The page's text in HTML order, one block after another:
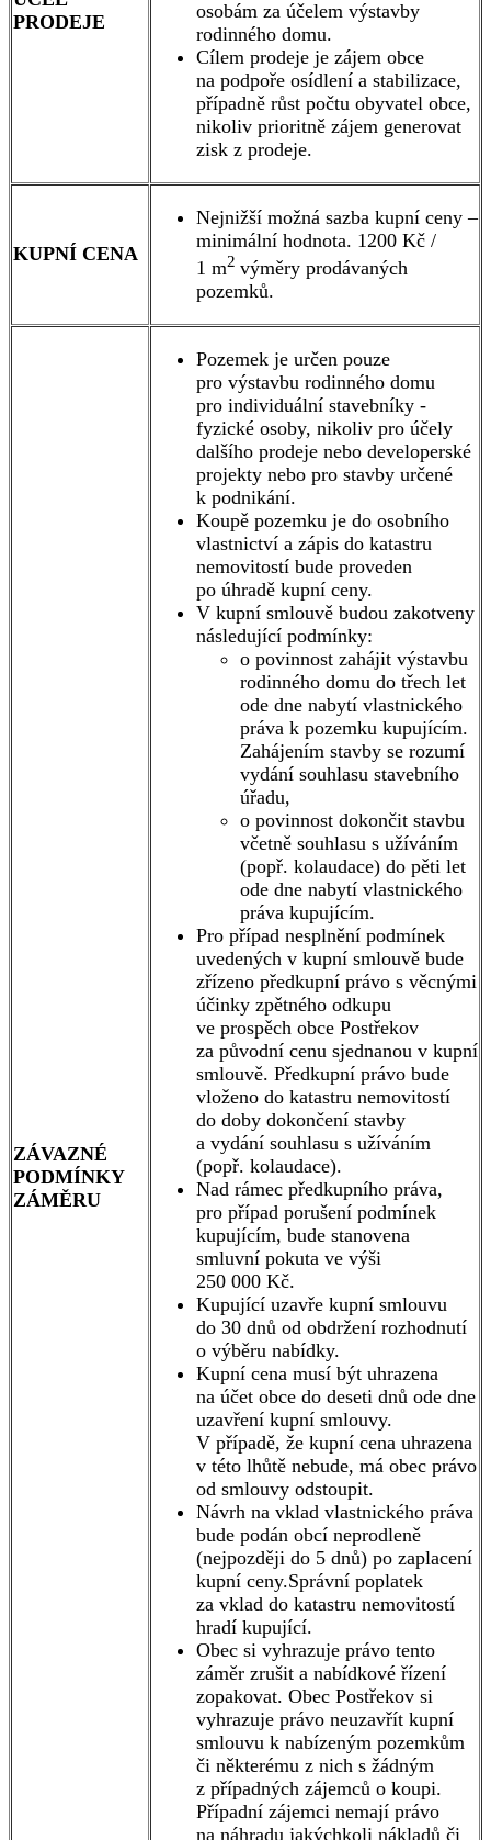
PRODEJE
osobám za účelem výstavby
rodinného domu.
Cílem prodeje je zájem obce
na podpoře osídlení a stabilizace,
případně růst počtu obyvatel obce,
nikoliv prioritně zájem generovat
zisk z prodeje.
KUPNÍ CENA
Nejnižší možná sazba kupní ceny –
minimální hodnota. 1200 Kč /
1 m2 výměry prodávaných
pozemků.
ZÁVAZNÉ
PODMÍNKY
ZÁMĚRU
Pozemek je určen pouze
pro výstavbu rodinného domu
pro individuální stavebníky -
fyzické osoby, nikoliv pro účely
dalšího prodeje nebo developerské
projekty nebo pro stavby určené
k podnikání.
Koupě pozemku je do osobního
vlastnictví a zápis do katastru
nemovitostí bude proveden
po úhradě kupní ceny.
V kupní smlouvě budou zakotveny
následující podmínky:
o povinnost zahájit výstavbu
rodinného domu do třech let
ode dne nabytí vlastnického
práva k pozemku kupujícím.
Zahájením stavby se rozumí
vydání souhlasu stavebního
úřadu,
o povinnost dokončit stavbu
včetně souhlasu s užíváním
(popř. kolaudace) do pěti let
ode dne nabytí vlastnického
práva kupujícím.
Pro případ nesplnění podmínek
uvedených v kupní smlouvě bude
zřízeno předkupní právo s věcnými
účinky zpětného odkupu
ve prospěch obce Postřekov
za původní cenu sjednanou v kupní
smlouvě. Předkupní právo bude
vloženo do katastru nemovitostí
do doby dokončení stavby
a vydání souhlasu s užíváním
(popř. kolaudace).
Nad rámec předkupního práva,
pro případ porušení podmínek
kupujícím, bude stanovena
smluvní pokuta ve výši
250 000 Kč.
Kupující uzavře kupní smlouvu
do 30 dnů od obdržení rozhodnutí
o výběru nabídky.
Kupní cena musí být uhrazena
na účet obce do deseti dnů ode dne
uzavření kupní smlouvy.
V případě, že kupní cena uhrazena
v této lhůtě nebude, má obec právo
od smlouvy odstoupit.
Návrh na vklad vlastnického práva
bude podán obcí neprodleně
(nejpozději do 5 dnů) po zaplacení
kupní ceny.Správní poplatek
za vklad do katastru nemovitostí
hradí kupující.
Obec si vyhrazuje právo tento
záměr zrušit a nabídkové řízení
zopakovat. Obec Postřekov si
vyhrazuje právo neuzavřít kupní
smlouvu k nabízeným pozemkům
či některému z nich s žádným
z případných zájemců o koupi.
Případní zájemci nemají právo
na náhradu jakýchkoli nákladů či